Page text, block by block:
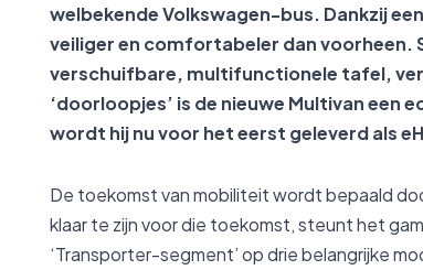
welbekende Volkswagen-bus. Dankzij
veiliger en comfortabeler dan voorheen.
verschuifbare, multifunctionele tafel,
‘doorloopjes’ is de nieuwe Multivan
wordt hij nu voor het eerst geleverd als
De toekomst van mobiliteit wordt bepaald
klaar te zijn voor die toekomst, steunt het
‘Transporter-segment’ op drie belangrijke